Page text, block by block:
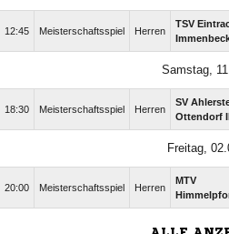
12:45 Meisterschaftsspiel Herren
TSV
Immenbeck
Samstag,
18:30 Meisterschaftsspiel Herren
SV
Ottendorf III
Freitag,
20:00 Meisterschaftsspiel Herren
MTV